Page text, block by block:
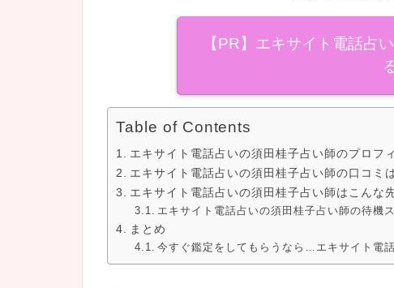
【PR】エキサイト電話占
Table of Contents
エキサイト電話占いの須田桂子占い師のプロフ
エキサイト電話占いの須田桂子占い師の口コミ
エキサイト電話占いの須田桂子占い師はこんな
エキサイト電話占いの須田桂子占い師の待機
まとめ
今すぐ鑑定をしてもらうなら…エキサイト電